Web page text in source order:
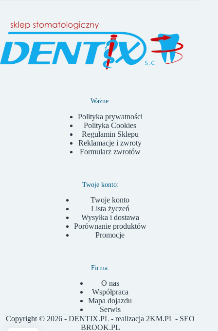
Ważne:
Polityka prywatności
Polityka Cookies
Regulamin Sklepu
Reklamacje i zwroty
Formularz zwrotów
Twoje konto:
Twoje konto
Lista życzeń
Wysyłka i dostawa
Porównanie produktów
Promocje
Firma:
O nas
Współpraca
Mapa dojazdu
Serwis
Copyright © 2026 - DENTIX.PL - realizacja 2KM.PL - SEO
BROOK.PL